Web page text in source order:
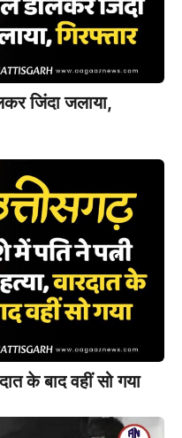
जिंदा जलाया,
के बाद वहीं सो गया